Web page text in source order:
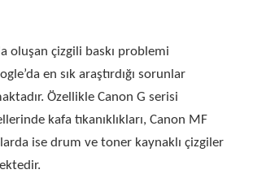
oluşan çizgili baskı problemi
en sık araştırdığı sorunlar
Özellikle Canon G serisi
kafa tıkanıklıkları, Canon MF
ise drum ve toner kaynaklı çizgiler